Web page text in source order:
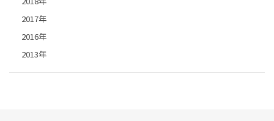
2017年
2016年
2013年